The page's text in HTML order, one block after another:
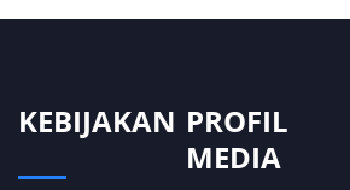
KEBIJAKAN PROFIL
MEDIA